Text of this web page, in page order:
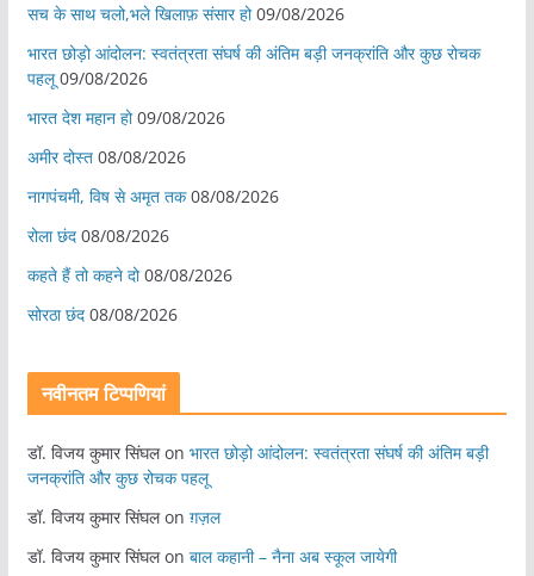
सच के साथ चलो,भले खिलाफ़ संसार हो 09/08/2026
भारत छोड़ो आंदोलन: स्वतंत्रता संघर्ष की अंतिम बड़ी जनक्रांति और कुछ रोचक
पहलू 09/08/2026
भारत देश महान हो 09/08/2026
अमीर दोस्त 08/08/2026
नागपंचमी, ​विष से अमृत तक 08/08/2026
रोला छंद 08/08/2026
कहते हैं तो कहने दो 08/08/2026
सोरठा छंद 08/08/2026
नवीनतम टिप्पणियां
डॉ. विजय कुमार सिंघलon भारत छोड़ो आंदोलन: स्वतंत्रता संघर्ष की अंतिम बड़ी
जनक्रांति और कुछ रोचक पहलू
डॉ. विजय कुमार सिंघलon ग़ज़ल
डॉ. विजय कुमार सिंघलon बाल कहानी – नैना अब स्कूल जायेगी